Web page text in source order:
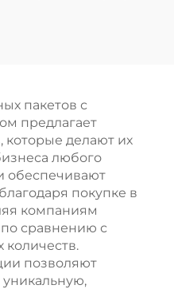
рождественской еды
в пластиковую
упаковку
пакетов с
предлагает
делают их
любого
обеспечивают
покупке в
компаниям
сравнению с
позволяют